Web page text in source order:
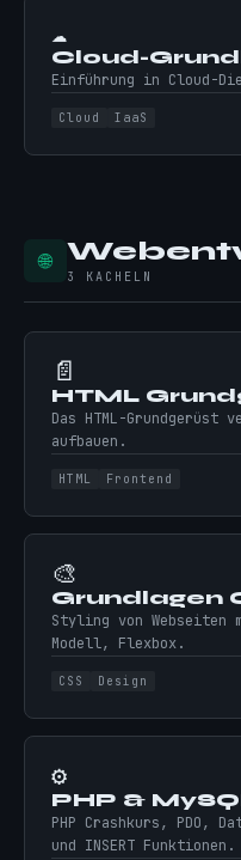
☁️
Cloud-
Einführung in Cloud-
Cloud IaaS
🌐
3 KACHELN
📄
HTML
Das HTML-Grundgerüst
aufbauen.
HTML Frontend
🎨
Grundlagen
Styling von Webseiten
Modell, Flexbox.
CSS Design
⚙️
PHP &
PHP Crashkurs, PDO,
und INSERT Funktionen.